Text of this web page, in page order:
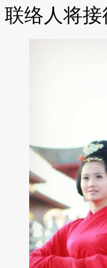
联络人将接